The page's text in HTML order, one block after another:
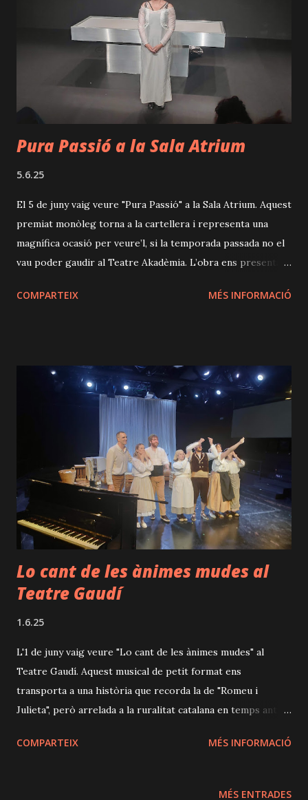
preciosa i les cançons arriben realment al cor. Cal destacar
també la direcció artística, signada per Lara Alemany i Ami
Luna. L’obra, basada en fets reals, ens apropa a un grup de
joves resistents durant el nazisme, que lluitaven contra el
règim mitjançant cançons i fins i tot pamflets. Veur...
Pura Passió a la Sala Atrium
5.6.25
El 5 de juny vaig veure "Pura Passió" a la Sala Atrium. Aquest
premiat monòleg torna a la cartellera i representa una
magnífica ocasió per veure’l, si la temporada passada no el
vau poder gaudir al Teatre Akadèmia. L’obra ens presenta la
una relació esporàdica amb una persona casada, estrangera,
paralitzar-la, atrapada entre anades i vingudes a causa de
l’obsessió profunda que sent per ell i per aquesta situació.
A través de la seva narració, plena de força i matisos, ens
endinsem en la seva experiència vital i emocional, i podem
empatitzar amb les seves contradiccions, desitjos i pors.
Un dels grans encerts de l’espectacle és la seva posada en
escena: original, valenta i plena de simbolisme. La
protagonista, en una gran interpretació de Cristina Pl...
COMPARTEIX MÉS INFORMACIÓ
Lo cant de les ànimes mudes al
Teatre Gaudí
1.6.25
L'1 de juny vaig veure "Lo cant de les ànimes mudes" al
Teatre Gaudí. Aquest musical de petit format ens
transporta a una història que recorda la de "Romeu i
Julieta", però arrelada a la ruralitat catalana en temps antics.
camí que divideix les seves terres, protagonitzen una
una pedrada que deixa una de les filles sense un ull. Malgrat
COMPARTEIX MÉS INFORMACIÓ
MÉS ENTRADES